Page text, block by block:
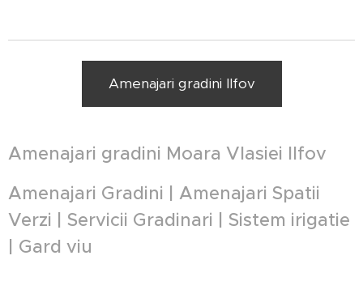
Amenajari gradini Ilfov
Amenajari gradini Moara Vlasiei Ilfov
Amenajari Gradini | Amenajari Spatii
Verzi | Servicii Gradinari | Sistem irigatie
| Gard viu